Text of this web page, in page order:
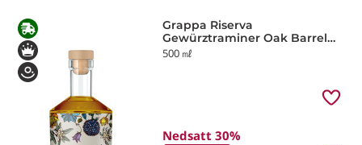
Grappa Riserva
Gewürztraminer Oak Barrel
Aged Blumenfeld
500 ㎖
Nedsatt 30%